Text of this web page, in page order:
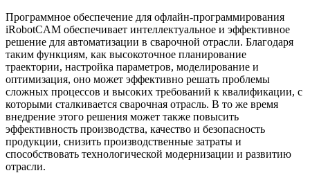
Программное обеспечение для офлайн-программирования
iRobotCAM обеспечивает интеллектуальное и эффективное
решение для автоматизации в сварочной отрасли. Благодаря
таким функциям, как высокоточное планирование
траектории, настройка параметров, моделирование и
оптимизация, оно может эффективно решать проблемы
сложных процессов и высоких требований к квалификации, с
которыми сталкивается сварочная отрасль. В то же время
внедрение этого решения может также повысить
эффективность производства, качество и безопасность
продукции, снизить производственные затраты и
способствовать технологической модернизации и развитию
отрасли.